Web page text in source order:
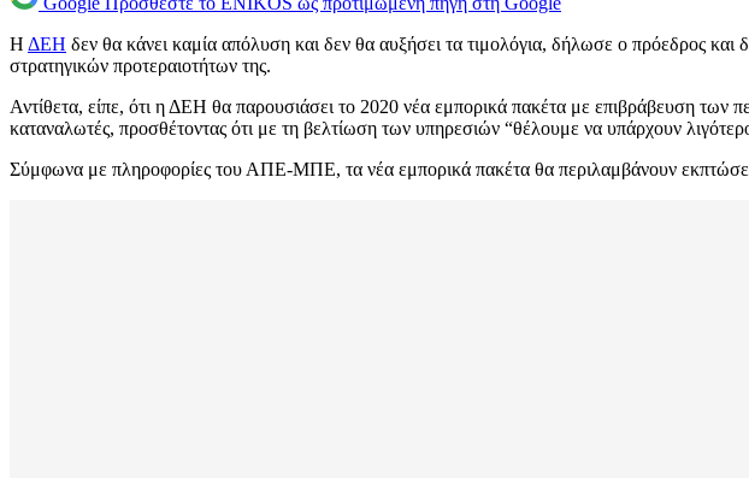
Η ΔΕΗ δεν θα κάνει καμία απόλυση και δεν θα αυξήσει τα τιμολόγια, δήλωσε ο πρόεδρος
στρατηγικών προτεραιοτήτων της.
Αντίθετα, είπε, ότι η ΔΕΗ θα παρουσιάσει το 2020 νέα εμπορικά πακέτα με επιβράβευση των
καταναλωτές, προσθέτοντας ότι με τη βελτίωση των υπηρεσιών “θέλουμε να υπάρχουν
Σύμφωνα με πληροφορίες του ΑΠΕ-ΜΠΕ, τα νέα εμπορικά πακέτα θα περιλαμβάνουν